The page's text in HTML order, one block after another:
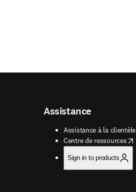
Assistance
Assistance à la clientèle
Centre de ressources
opens in new tab/window
Sign in to products